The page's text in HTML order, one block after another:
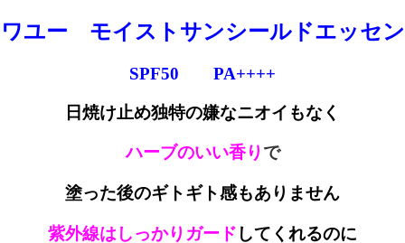
ユー モイストサンシールドエッセ
SPF50 PA++++
日焼け止め独特の嫌なニオイもなく
ハーブのいい香り で
塗った後のギトギト感もありません
紫外線はしっかりガード してくれるのに